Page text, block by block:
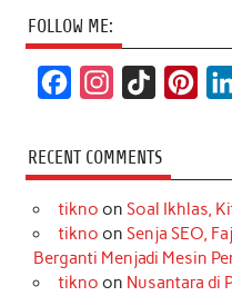
FOLLOW ME:
c
e
b
o
s
t
a
r
k
T
o
k
t
e
e
RECENT COMMENTS
tikno on Soal Ikhlas,
tikno on Senja SEO,
Berganti Menjadi Mesin
tikno on Nusantara di